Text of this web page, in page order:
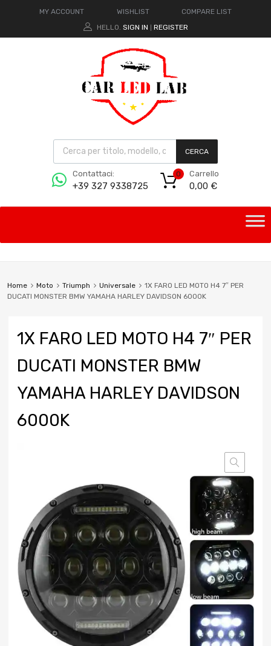
MY ACCOUNT WISHLIST
COMPARE LIST
HELLO. SIGN IN REGISTER
CERCA
Contattaci:
+39 327 9338725
Carrello
0,00 €
0
Home Moto Triumph Universale
1X FARO LED MOTO H4 7″ PER
DUCATI MONSTER BMW YAMAHA HARLEY DAVIDSON 6000K
1X FARO LED MOTO H4 7″ PER
DUCATI MONSTER BMW
YAMAHA HARLEY DAVIDSON
6000K